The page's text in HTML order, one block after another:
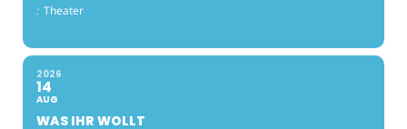
: Theater
2026
14
AUG
WAS IHR WOLLT